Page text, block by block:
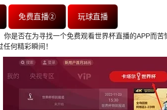
免费直播② 玩球直播
你是否在为寻找一个免费观看世界杯直播的APP而
何精彩瞬间！